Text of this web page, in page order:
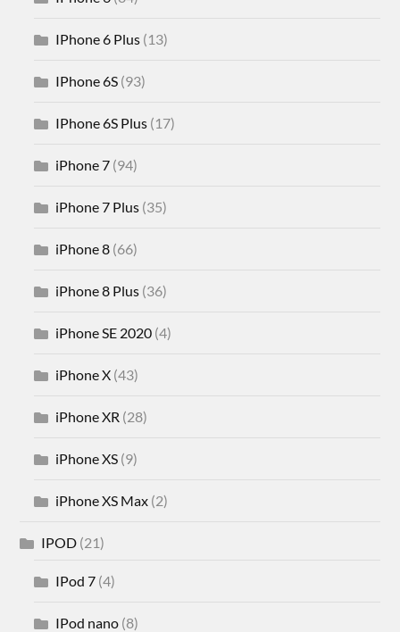
IPhone 6 Plus (13)
IPhone 6S (93)
IPhone 6S Plus (17)
iPhone 7 (94)
iPhone 7 Plus (35)
iPhone 8 (66)
iPhone 8 Plus (36)
iPhone SE 2020 (4)
iPhone X (43)
iPhone XR (28)
iPhone XS (9)
iPhone XS Max (2)
IPOD (21)
IPod 7 (4)
IPod nano (8)